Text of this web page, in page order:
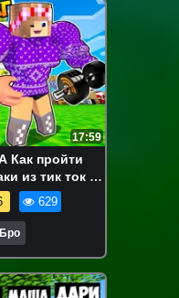
17:59
пройти
из тик ток !
629